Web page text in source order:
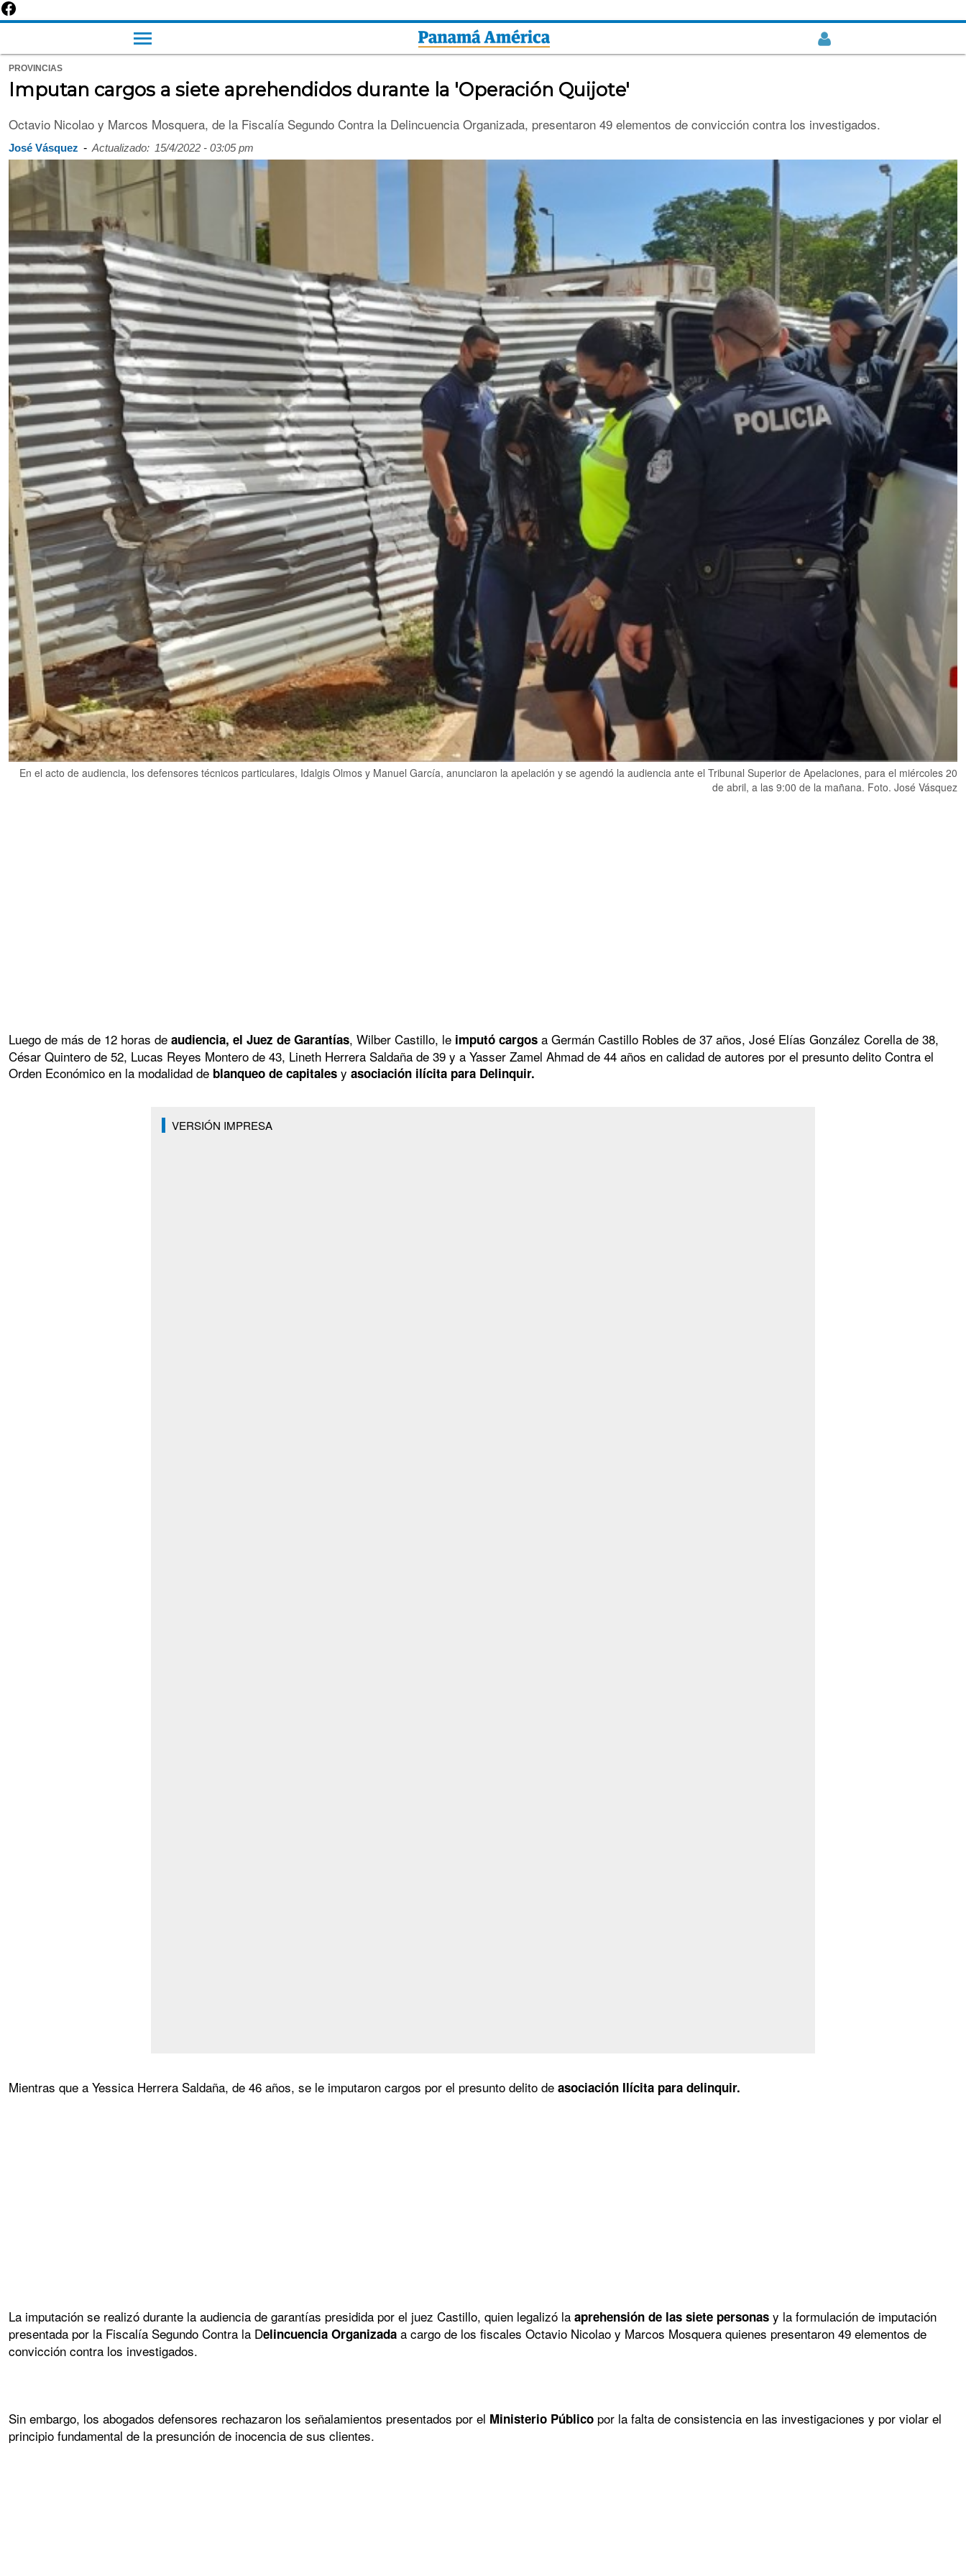
PROVINCIAS
Imputan cargos a siete aprehendidos durante la 'Operación Quijote'
Octavio Nicolao y Marcos Mosquera, de la Fiscalía Segundo Contra la Delincuencia Organizada, presentaron 49 elementos de convicción contra los investigados.
José Vásquez - Actualizado: 15/4/2022 - 03:05 pm
En el acto de audiencia, los defensores técnicos particulares, Idalgis Olmos y Manuel García, anunciaron la apelación y se agendó la audiencia ante el Tribunal Superior de Apelaciones, para el miércoles 20
de abril, a las 9:00 de la mañana. Foto. José Vásquez
Luego de más de 12 horas de audiencia, el Juez de Garantías, Wilber Castillo, le imputó cargos a Germán Castillo Robles de 37 años, José Elías González Corella de 38,
César Quintero de 52, Lucas Reyes Montero de 43, Lineth Herrera Saldaña de 39 y a Yasser Zamel Ahmad de 44 años en calidad de autores por el presunto delito Contra el
Orden Económico en la modalidad de blanqueo de capitales y asociación ilícita para Delinquir.
VERSIÓN IMPRESA
Mientras que a Yessica Herrera Saldaña, de 46 años, se le imputaron cargos por el presunto delito de asociación Ilícita para delinquir.
La imputación se realizó durante la audiencia de garantías presidida por el juez Castillo, quien legalizó la aprehensión de las siete personas y la formulación de imputación
presentada por la Fiscalía Segundo Contra la Delincuencia Organizada a cargo de los fiscales Octavio Nicolao y Marcos Mosquera quienes presentaron 49 elementos de
convicción contra los investigados.
Sin embargo, los abogados defensores rechazaron los señalamientos presentados por el Ministerio Público por la falta de consistencia en las investigaciones y por violar el
principio fundamental de la presunción de inocencia de sus clientes.